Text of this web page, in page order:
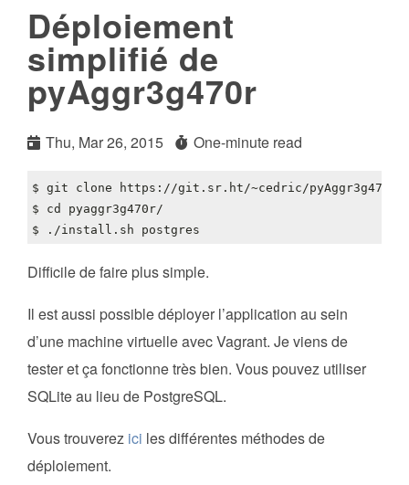
Déploiement
simplifié de
pyAggr3g470r
Thu, Mar 26, 2015 One-minute read
$ cd
Difficile de faire plus simple.
Il est aussi possible déployer l’application au sein
d’une machine virtuelle avec Vagrant. Je viens de
tester et ça fonctionne très bien. Vous pouvez utiliser
SQLite au lieu de PostgreSQL.
Vous trouverez ici les différentes méthodes de
déploiement.